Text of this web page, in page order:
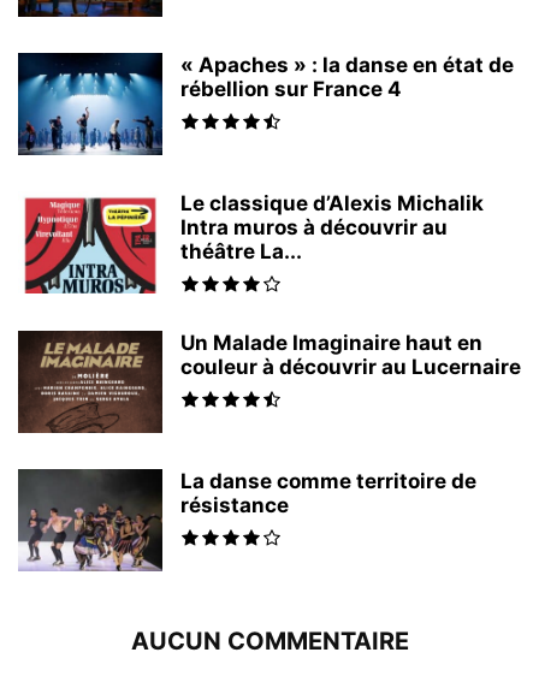
« Apaches » : la danse en état de
rébellion sur France 4
Le classique d’Alexis Michalik
Intra muros à découvrir au
théâtre La...
Un Malade Imaginaire haut en
couleur à découvrir au Lucernaire
La danse comme territoire de
résistance
AUCUN COMMENTAIRE